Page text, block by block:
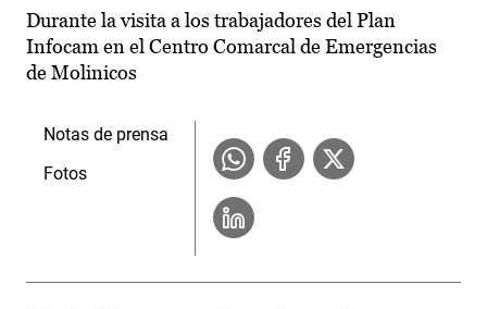
Durante la visita a los trabajadores del Plan
Infocam en el Centro Comarcal de Emergencias
de Molinicos
Notas de prensa
Fotos